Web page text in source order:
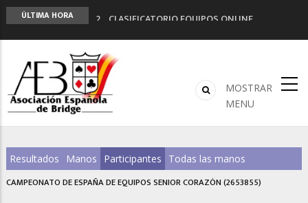
ÚLTIMA HORA
2º CLASIFICATORIO EQUIPOS ONLINE
Monitores de Bridge
ANUNCIATE EN NUESTRA REVISTA
NUEVA PROGRAMACIÓN TORNEOS FUNBRIDGE
MOSTRAR
MENU
Resultados Manos Participantes Todas las manos
CAMPEONATO DE ESPAÑA DE EQUIPOS SENIOR CORAZÓN (2653855)